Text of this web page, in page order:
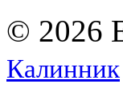
© 2026
Калинник